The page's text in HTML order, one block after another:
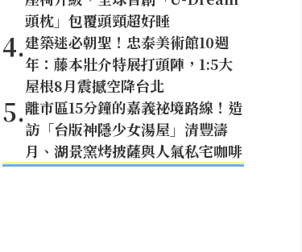
頭枕」包覆頭頸超好睡
4.建築迷必朝聖！忠泰美術館10週
年：藤本壯介特展打頭陣，1:5大
屋根8月震撼空降台北
5.離市區15分鐘的嘉義祕境路線！造
訪「台版神隱少女湯屋」清豐濤
月、湖景窯烤披薩與人氣私宅咖啡